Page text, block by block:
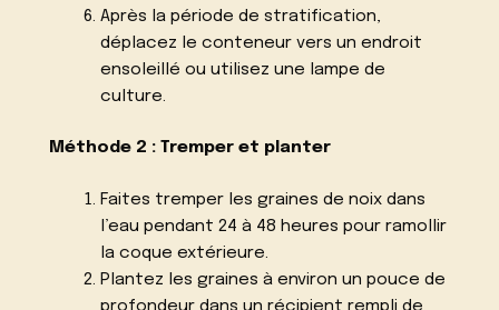
Après la période de stratification,
déplacez le conteneur vers un endroit
ensoleillé ou utilisez une lampe de
culture.
Méthode 2 : Tremper et planter
Faites tremper les graines de noix dans
l’eau pendant 24 à 48 heures pour ramollir
la coque extérieure.
Plantez les graines à environ un pouce de